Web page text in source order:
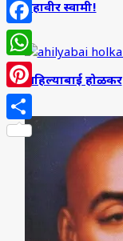
महावीर स्वामी!
अहिल्याबाई होळकर
Facebook
WhatsApp
Pinterest
Share